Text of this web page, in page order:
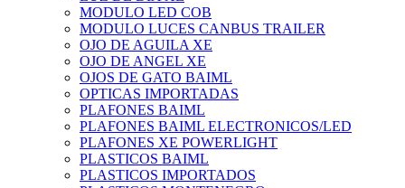
MODULO LED COB
MODULO LUCES CANBUS TRAILER
OJO DE AGUILA XE
OJO DE ANGEL XE
OJOS DE GATO BAIML
OPTICAS IMPORTADAS
PLAFONES BAIML
PLAFONES BAIML ELECTRONICOS/LED
PLAFONES XE POWERLIGHT
PLASTICOS BAIML
PLASTICOS IMPORTADOS